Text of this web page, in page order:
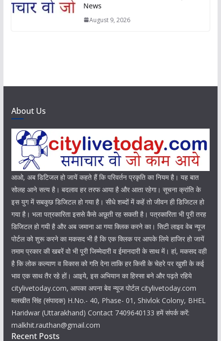
News
August 9, 2026
About Us
आओ, अब डिटिजल हो जायें कहते हैं कि परिवर्तन प्रकृति का नियम है। यह बात
सोलह आने सत्य है। बदलाव हर तरफ आया है और आता रहेगा। सूचना क्रांति के
इस युग में सबकुछ डिजिटल हो गया है। सीधे शब्दों में कहें तो जीवन ही डिजिटल हो
गया है। भला पत्रकारिता इससे कैसे अछूती रह सकती है। पत्रकारिता भी पूरी तरह
डिजिटल हो गयी है और अब जमाना आ गया क्लिक करने का। सिटी लाइव वेब न्यूज
पोर्टल को शुरू करने का मकसद भी है कि एक क्लिक पर आपके लिये हाजिर हो जायें
तमाम प्रकार की खबरें वो भी पूरी जिम्मेदारी व ईमानदारी के साथ में। हां, मकसद वही
है कि लोक कल्याण व विकास को गति देना ताकि हर किसी के चेहरे पर खुशी के कई
भाव एक साथ तैर रहे हों। आइये, इस अभियान का हिस्सा बने और पढ़ते रहिये
citylivetoday.com, आपका अपना बेव न्यूज पोर्टल citylivetoday.com
मलखीत सिंह (संपादक) H.No.- 40, Phase- 01, Shivlok Colony, BHEL
Haridwar (Uttarakhand) Contact 7409640133 हमें संपर्क करें:
malkhit.rauthan@gmail.com
Recent Posts